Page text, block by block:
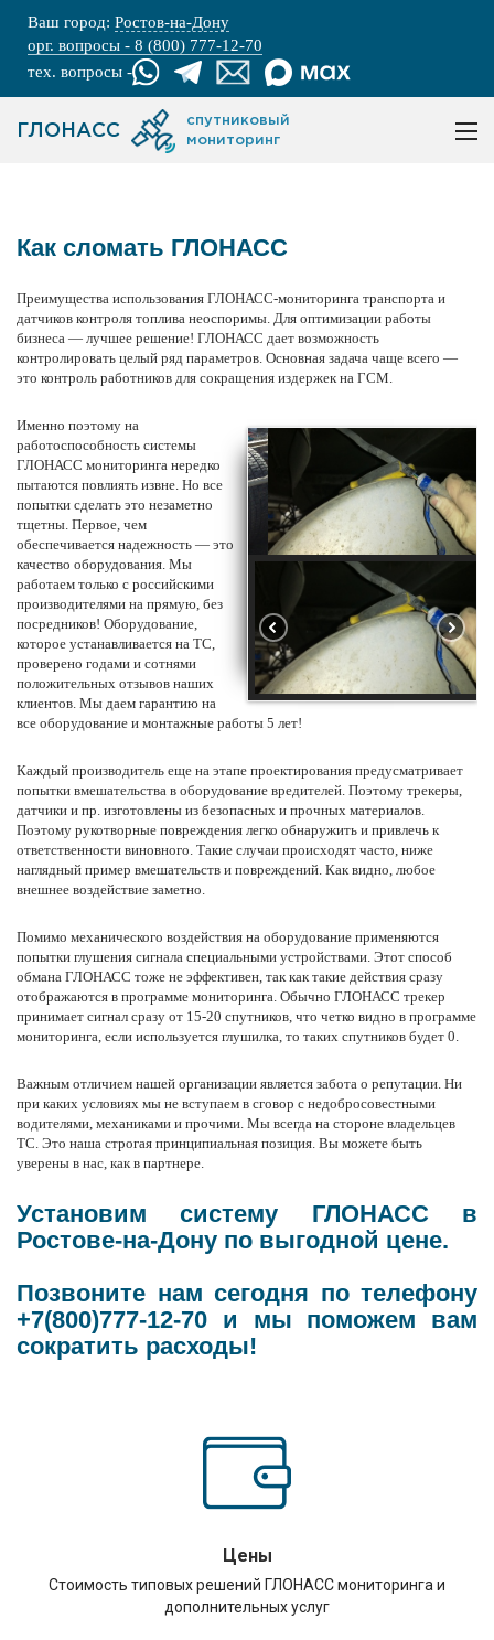
Ваш город: Ростов-на-Дону
орг. вопросы - 8 (800) 777-12-70
тех. вопросы -
ГЛОНАСС
спутниковый
мониторинг
Цены
Стоимость типовых решений ГЛОНАСС мониторинга и
дополнительных услуг
Как сломать ГЛОНАСС
Преимущества использования ГЛОНАСС-мониторинга транспорта и
датчиков контроля топлива неоспоримы. Для оптимизации работы
бизнеса — лучшее решение! ГЛОНАСС дает возможность
контролировать целый ряд параметров. Основная задача чаще всего —
это контроль работников для сокращения издержек на ГСМ.
Именно поэтому на
работоспособность системы
ГЛОНАСС мониторинга нередко
пытаются повлиять извне. Но все
попытки сделать это незаметно
тщетны. Первое, чем
обеспечивается надежность — это
качество оборудования. Мы
работаем только с российскими
производителями на прямую, без
посредников! Оборудование,
которое устанавливается на ТС,
проверено годами и сотнями
положительных отзывов наших
клиентов. Мы даем гарантию на
все оборудование и монтажные работы 5 лет!
Каждый производитель еще на этапе проектирования предусматривает
попытки вмешательства в оборудование вредителей. Поэтому трекеры,
датчики и пр. изготовлены из безопасных и прочных материалов.
Поэтому рукотворные повреждения легко обнаружить и привлечь к
ответственности виновного. Такие случаи происходят часто, ниже
наглядный пример вмешательств и повреждений. Как видно, любое
внешнее воздействие заметно.
Помимо механического воздействия на оборудование применяются
попытки глушения сигнала специальными устройствами. Этот способ
обмана ГЛОНАСС тоже не эффективен, так как такие действия сразу
отображаются в программе мониторинга. Обычно ГЛОНАСС трекер
принимает сигнал сразу от 15-20 спутников, что четко видно в программе
мониторинга, если используется глушилка, то таких спутников будет 0.
Важным отличием нашей организации является забота о репутации. Ни
при каких условиях мы не вступаем в сговор с недобросовестными
водителями, механиками и прочими. Мы всегда на стороне владельцев
ТС. Это наша строгая принципиальная позиция. Вы можете быть
уверены в нас, как в партнере.
Установим систему ГЛОНАСС в
Ростове-на-Дону по выгодной цене.
Позвоните нам сегодня по телефону
+7(800)777-12-70 и мы поможем вам
сократить расходы!